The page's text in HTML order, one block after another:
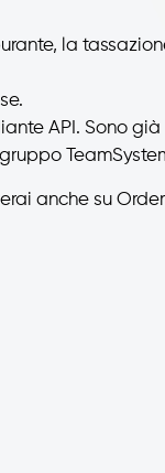
la
API. Sono già
anche su Order